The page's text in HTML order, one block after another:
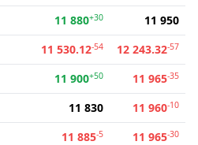
11 880+30
11 950
11 530.12-54 12 243.32-57
11 900+50 11 965-35
11 830 11 960-10
11 885-5 11 965-30